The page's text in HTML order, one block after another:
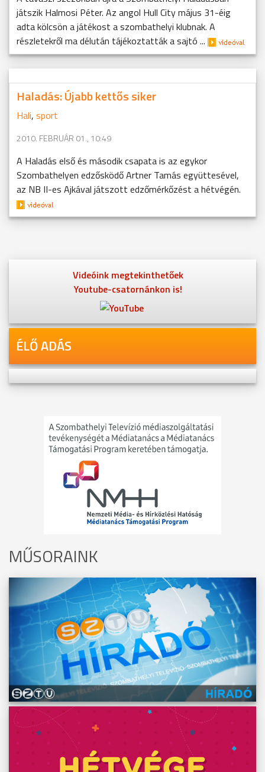
játszik Halmosi Péter. Az angol Hull City május 31-éig
adta kölcsön a játékost a szombathelyi klubnak. A
részletekről ma délután tájékoztatták a sajtó ...
Haladás: Újabb kettős siker
Hali, sport
2010. FEBRUÁR 01., 10:49
A Haladás első és második csapata is az egykor
Szombathelyen edzősködő Artner Tamás együttesével,
az NB II-es Ajkával játszott edzőmérkőzést a hétvégén.
Videóink megtekinthetőek
Youtube-csatornánkon is!
ÉLŐ ADÁS
MŰSORAINK